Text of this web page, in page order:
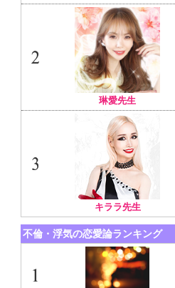
琳愛先生
キララ先生
不倫・浮気の恋愛論ランキング